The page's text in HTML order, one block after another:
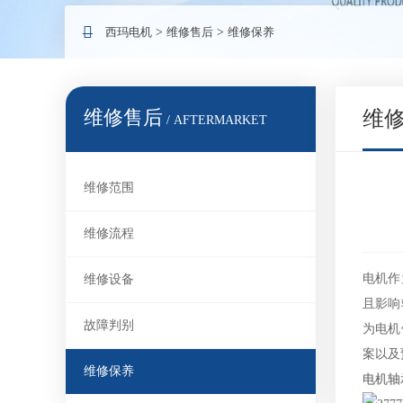
西玛电机 > 维修售后 > 维修保养
维修售后 / AFTERMARKET
维修范围
维修流程
维修设备
故障判别
维修保养
维
电机
且影
为电
案以
电机